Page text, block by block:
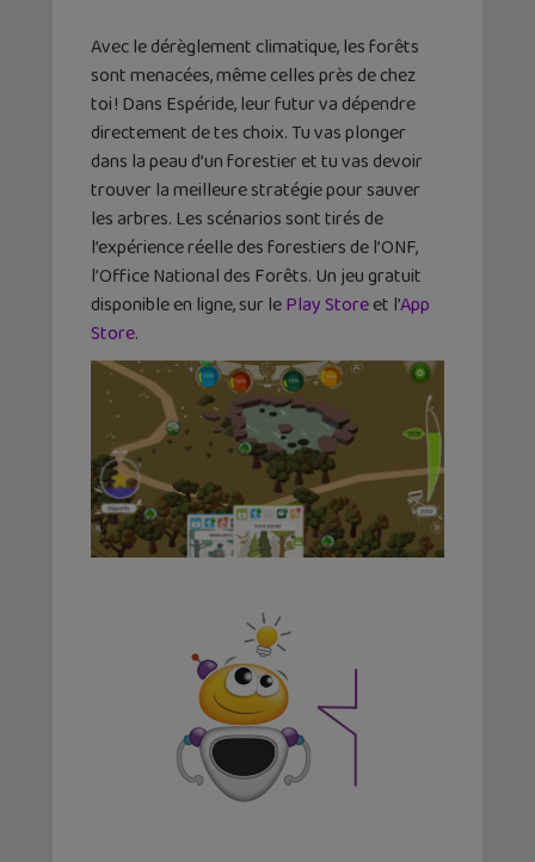
Avec le dérèglement climatique, les forêts
sont menacées, même celles près de chez
toi ! Dans Espéride, leur futur va dépendre
directement de tes choix. Tu vas plonger
dans la peau d’un forestier et tu vas devoir
trouver la meilleure stratégie pour sauver
les arbres. Les scénarios sont tirés de
l’expérience réelle des forestiers de l’ONF,
l’Office National des Forêts. Un jeu gratuit
disponible en ligne, sur lePlay Storeet l’App
Store.